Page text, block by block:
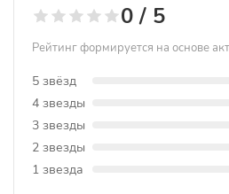
0 / 5
Рейтинг формируется на основе
5 звёзд
4 звезды
3 звезды
2 звезды
1 звезда